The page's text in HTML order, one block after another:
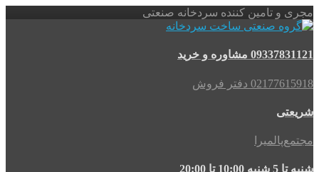
مجری و تامین کننده سردخانه صنعتی
09337831121 مشاوره و خرید
02177615918 دفتر فروش
شریعتی
مجتمع‌پالمیرا
شنبه تا 5 شنبه 10:00 تا 20:00